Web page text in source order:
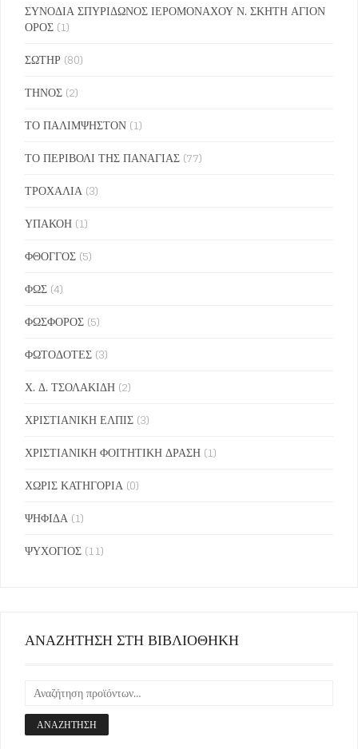
ΣΥΝΟΔΙΑ ΣΠΥΡΙΔΩΝΟΣ ΙΕΡΟΜΟΝΑΧΟΥ Ν. ΣΚΗΤΗ ΑΓΙΟΝ
ΟΡΟΣ (1)
ΣΩΤΗΡ (80)
ΤΗΝΟΣ (2)
ΤΟ ΠΑΛΙΜΨΗΣΤΟΝ (1)
ΤΟ ΠΕΡΙΒΟΛΙ ΤΗΣ ΠΑΝΑΓΙΑΣ (77)
ΤΡΟΧΑΛΙΑ (3)
ΥΠΑΚΟΗ (1)
ΦΘΟΓΓΟΣ (5)
ΦΩΣ (4)
ΦΩΣΦΟΡΟΣ (5)
ΦΩΤΟΔΟΤΕΣ (3)
Χ. Δ. ΤΣΟΛΑΚΙΔΗ (2)
ΧΡΙΣΤΙΑΝΙΚΗ ΕΛΠΙΣ (3)
ΧΡΙΣΤΙΑΝΙΚΗ ΦΟΙΤΗΤΙΚΗ ΔΡΑΣΗ (1)
ΧΩΡΙΣ ΚΑΤΗΓΟΡΙΑ (0)
ΨΗΦΙΔΑ (1)
ΨΥΧΟΓΙΟΣ (11)
ΑΝΑΖΗΤΗΣΗ ΣΤΗ ΒΙΒΛΙΟΘΗΚΗ
ΑΝΑΖΉΤΗΣΗ